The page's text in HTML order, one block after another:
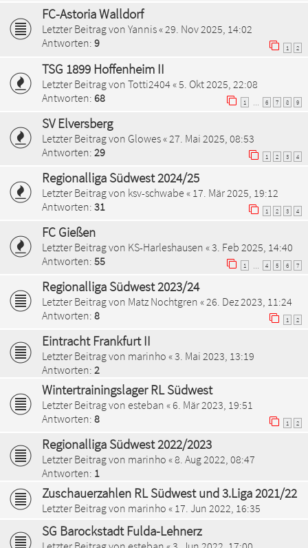
FC-Astoria Walldorf
Letzter Beitrag von Yannis«29. Nov 2025, 14:02
Antworten: 9 1 2
TSG 1899 Hoffenheim II
Letzter Beitrag von Totti2404«5. Okt 2025, 22:08
Antworten: 68 1 6 7 8 9
SV Elversberg
Letzter Beitrag von Glowes« 27. Mai 2025, 08:53
Antworten: 29 1 2 3 4
Regionalliga Südwest 2024/25
Letzter Beitrag von ksv-schwabe « 17. Mär 2025, 19:12
Antworten: 31 1 2 3 4
FC Gießen
Letzter Beitrag von KS-Harleshausen «3. Feb 2025, 14:40
Antworten: 55 1 4 5 6 7
Regionalliga Südwest 2023/24
Letzter Beitrag von Matz Nochtgren «26. Dez 2023, 11:24
Antworten: 8 1 2
Eintracht Frankfurt II
Letzter Beitrag von marinho «3. Mai 2023, 13:19
Antworten: 2
Wintertrainingslager RL Südwest
Letzter Beitrag von esteban «6. Mär 2023, 19:51
Antworten: 8 1 2
Regionalliga Südwest 2022/2023
Letzter Beitrag von marinho «8. Aug 2022, 08:47
Antworten: 1
Zuschauerzahlen RL Südwest und 3.Liga 2021/22
Letzter Beitrag von marinho « 17. Jun 2022, 16:35
SG Barockstadt Fulda-Lehnerz